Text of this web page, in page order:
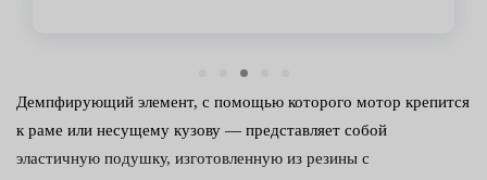
Демпфирующий элемент, с помощью которого мотор крепится
к раме или несущему кузову — представляет собой
эластичную подушку, изготовленную из резины с